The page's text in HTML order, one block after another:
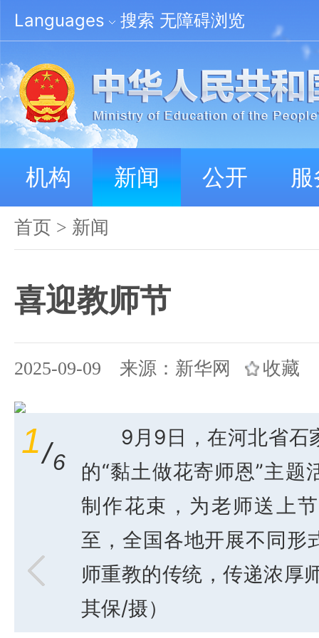
Languages 搜索 无障碍浏览
机构 新闻 公开
首页 > 新闻
喜迎教师节
2025-09-09 来源：新华网 收藏
1/6
9月9日，在河北省石
的“黏土做花寄师恩”主题
制作花束，为老师送上
至，全国各地开展不同形
师重教的传统，传递浓厚
其保/摄）